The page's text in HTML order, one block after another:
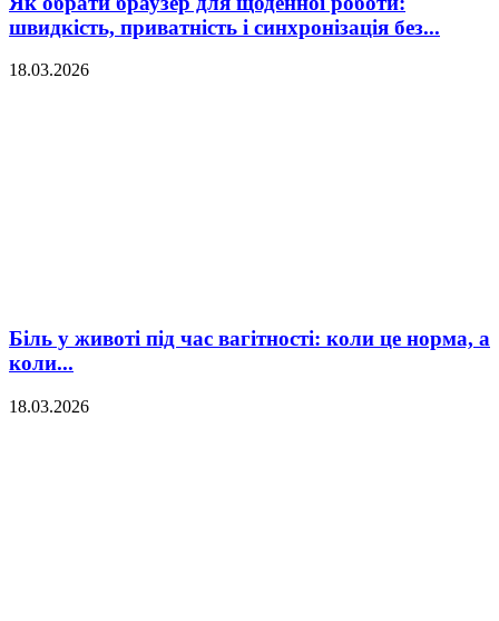
швидкість, приватність і синхронізація без...
18.03.2026
Біль у животі під час вагітності: коли це норма, а
коли...
18.03.2026